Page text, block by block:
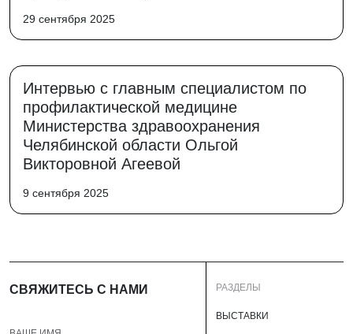
29 сентября 2025
Интервью с главным специалистом по
профилактической медицине
Министерства здравоохранения
Челябинской области Ольгой
Викторовной Агеевой
9 сентября 2025
СВЯЖИТЕСЬ С НАМИ РАЗДЕЛЫ
ВЫСТАВКИ